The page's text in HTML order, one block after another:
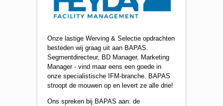
Onze lastige Werving & Selectie opdrachten
besteden wij graag uit aan BAPAS.
Segmentdirecteur, BD Manager, Marketing
Manager - vind maar eens een goede in
onze specialistische IFM-branche. BAPAS
stroopt de mouwen op en levert ze alle drie!
Ons spreken bij BAPAS aan: de